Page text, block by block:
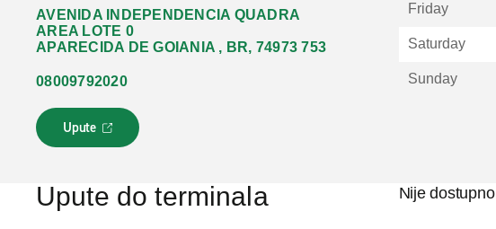
AVENIDA INDEPENDENCIA QUADRA
AREA LOTE 0
APARECIDA DE GOIANIA , BR, 74973 753
08009792020
Upute
L
i
s
Friday
Saturday
Sunday
Upute do terminala Nije dostupno